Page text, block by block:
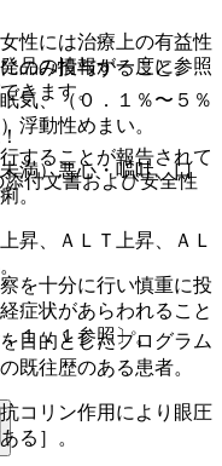
性には治療上の有益性
のみ投与すること。
することが報告されて
を十分に行い慎重に投
症状があらわれること
１．１参照〕。
気、（０．１％〜５％
浮動性めまい。
満）悪心・嘔吐、口
。
昇、ＡＬＴ上昇、ＡＬ
既往歴のある患者。
コリン作用により眼圧
る］。
品の情報が一度に参照
きます。
付文書および安全性
目的としたプログラム